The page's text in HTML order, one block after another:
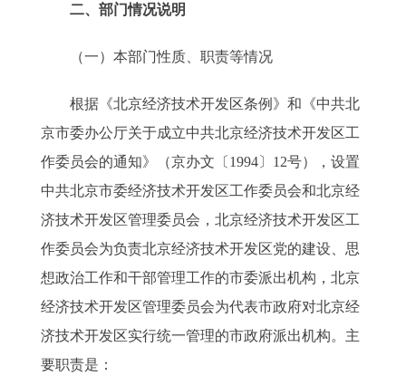
二、部门情况说明
（一）本部门性质、职责等情况
根据《北京经济技术开发区条例》和《中共北
京市委办公厅关于成立中共北京经济技术开发区工
作委员会的通知》（京办文〔1994〕12号），设置
中共北京市委经济技术开发区工作委员会和北京经
济技术开发区管理委员会，北京经济技术开发区工
作委员会为负责北京经济技术开发区党的建设、思
想政治工作和干部管理工作的市委派出机构，北京
经济技术开发区管理委员会为代表市政府对北京经
济技术开发区实行统一管理的市政府派出机构。主
要职责是：